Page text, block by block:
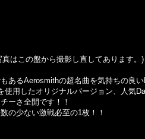
はこの盤から撮影し直してあります。)
あるAerosmithの超名曲を気持ちの良い
使用したオリジナルバージョン、人気
ーさ全開です！！
の少ない激戦必至の1枚！！